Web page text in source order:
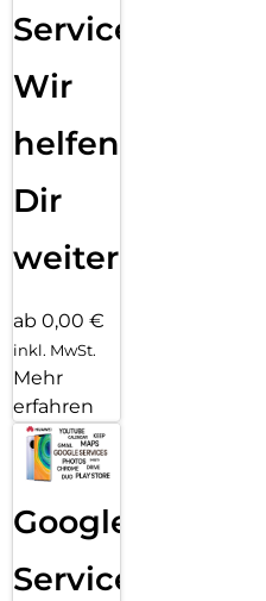
Service:
Wir
helfen
Dir
weiter
ab 0,00 €
inkl. MwSt.
Mehr
erfahren
Google
Services